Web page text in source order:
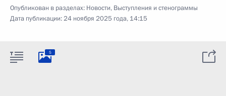
Опубликован в разделах: Новости, Выступления и стенограммы
Дата публикации:24 ноября 2025 года, 14:15
5